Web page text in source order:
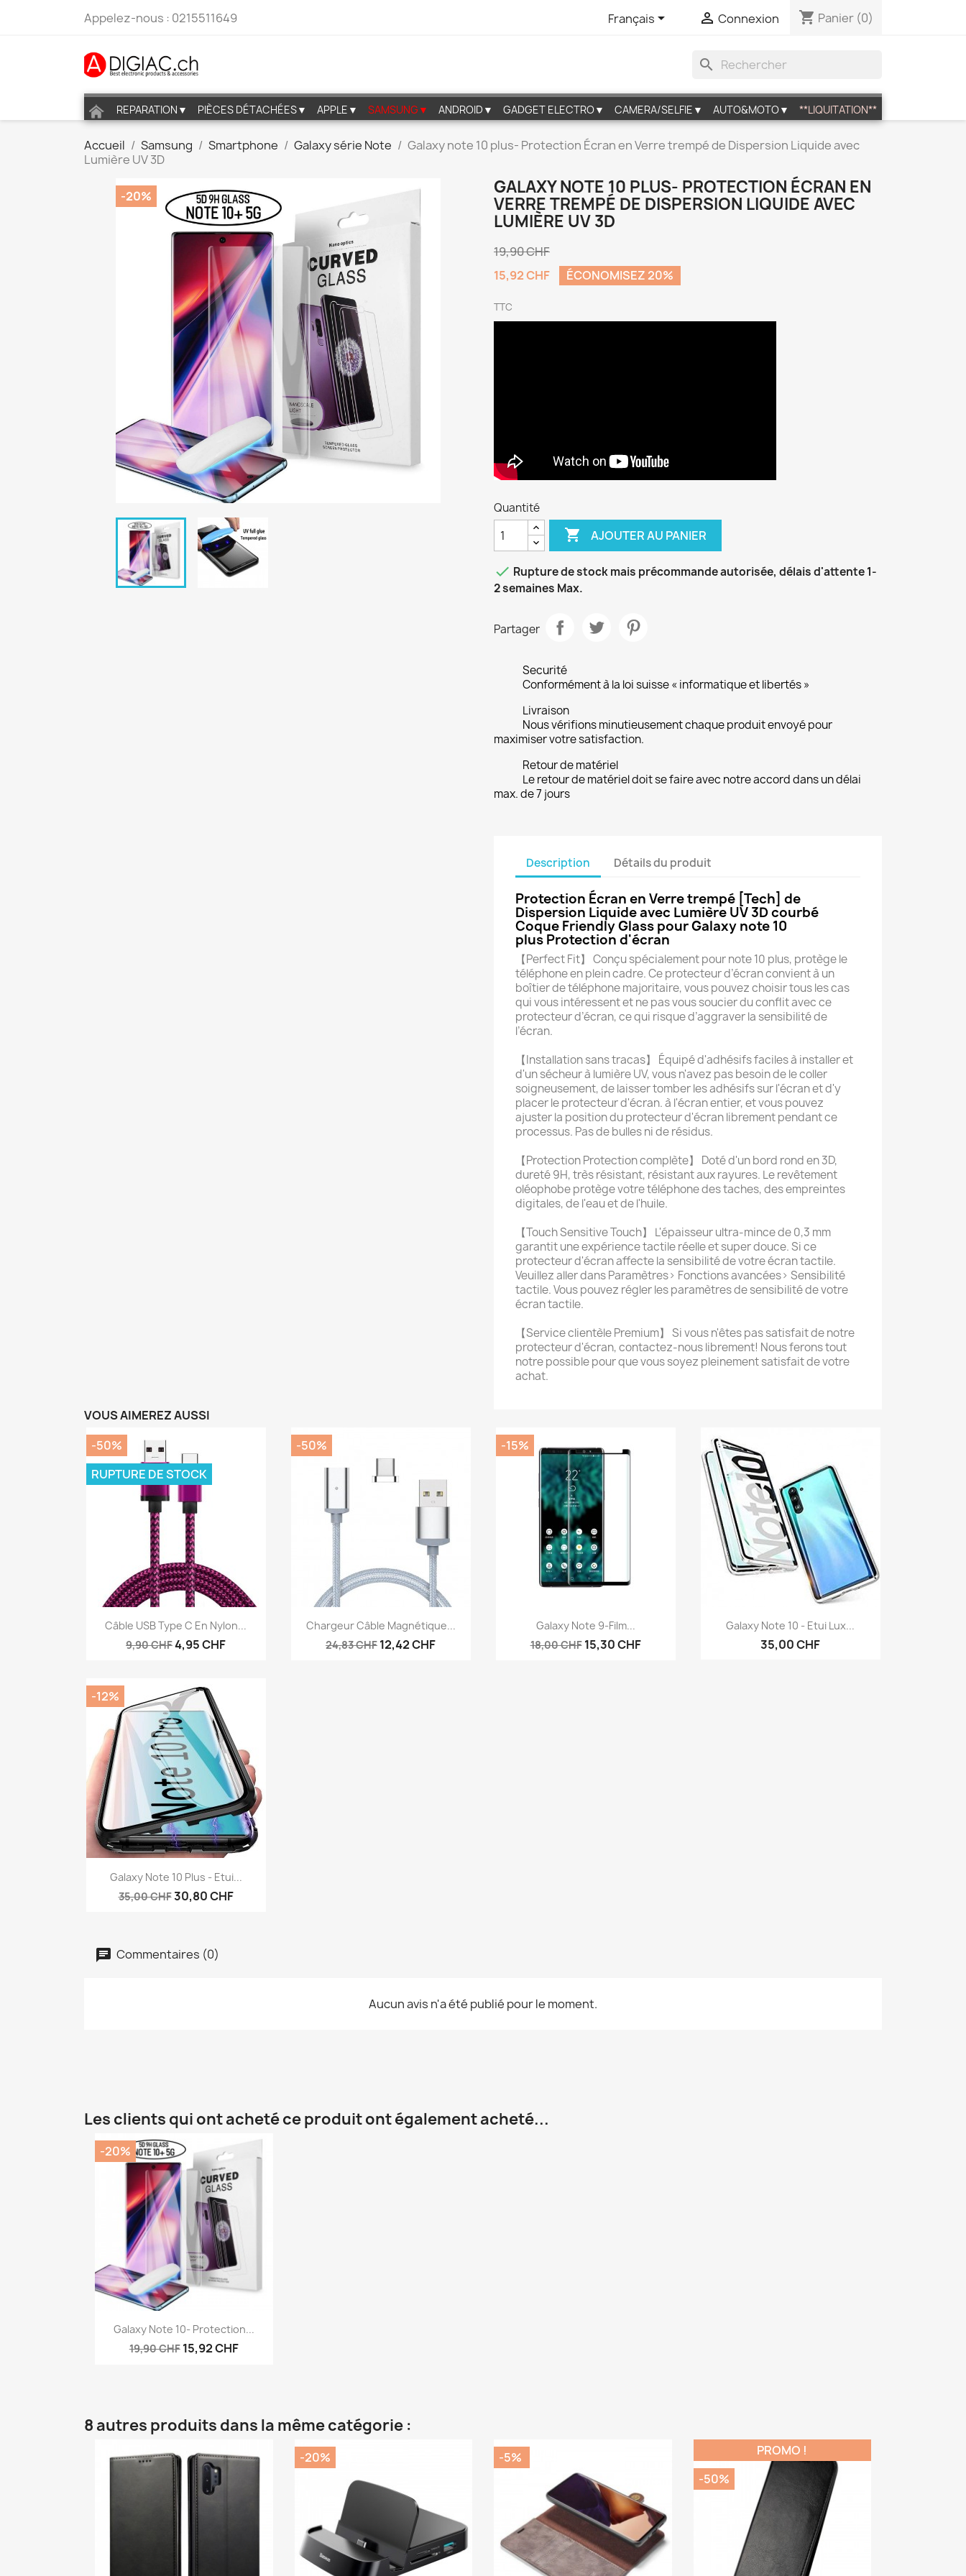
Appelez-nous : 0215511649 Français  Connexion shopping_cart Panier (0)
search
REPARATION▼ PIÈCES DÉTACHÉES▼ APPLE▼ SAMSUNG▼ ANDROID▼ GADGET ELECTRO▼ CAMERA/SELFIE▼ AUTO&MOTO▼ **LIQUITATION**
Accueil Samsung Smartphone Galaxy série Note
Galaxy note 10 plus- Protection Écran en Verre trempé de Dispersion Liquide avec
Lumière UV 3D
-20%
GALAXY NOTE 10 PLUS- PROTECTION ÉCRAN EN
VERRE TREMPÉ DE DISPERSION LIQUIDE AVEC
LUMIÈRE UV 3D
19,90 CHF
15,92 CHF
ÉCONOMISEZ 20%
TTC
Quantité
 AJOUTER AU PANIER
 Rupture de stock mais précommande autorisée, délais d'attente 1-
2 semaines Max.
Partager
Securité
Conformément à la loi suisse « informatique et libertés »
Livraison
Nous vérifions minutieusement chaque produit envoyé pour
maximiser votre satisfaction.
Retour de matériel
Le retour de matériel doit se faire avec notre accord dans un délai
max. de 7 jours
Description Détails du produit
Protection Écran en Verre trempé [Tech] de
Dispersion Liquide avec Lumière UV 3D courbé
Coque Friendly Glass pour Galaxy note 10
plus Protection d'écran
【Perfect Fit】 Conçu spécialement pour note 10 plus, protège le
téléphone en plein cadre. Ce protecteur d’écran convient à un
boîtier de téléphone majoritaire, vous pouvez choisir tous les cas
qui vous intéressent et ne pas vous soucier du conflit avec ce
protecteur d’écran, ce qui risque d’aggraver la sensibilité de
l’écran.
【Installation sans tracas】 Équipé d'adhésifs faciles à installer et
d'un sécheur à lumière UV, vous n'avez pas besoin de le coller
soigneusement, de laisser tomber les adhésifs sur l'écran et d'y
placer le protecteur d'écran. à l'écran entier, et vous pouvez
ajuster la position du protecteur d'écran librement pendant ce
processus. Pas de bulles ni de résidus.
【Protection Protection complète】 Doté d'un bord rond en 3D,
dureté 9H, très résistant, résistant aux rayures. Le revêtement
oléophobe protège votre téléphone des taches, des empreintes
digitales, de l'eau et de l'huile.
【Touch Sensitive Touch】 L'épaisseur ultra-mince de 0,3 mm
garantit une expérience tactile réelle et super douce. Si ce
protecteur d'écran affecte la sensibilité de votre écran tactile.
Veuillez aller dans Paramètres> Fonctions avancées> Sensibilité
tactile. Vous pouvez régler les paramètres de sensibilité de votre
écran tactile.
【Service clientèle Premium】 Si vous n'êtes pas satisfait de notre
protecteur d'écran, contactez-nous librement! Nous ferons tout
notre possible pour que vous soyez pleinement satisfait de votre
achat.
VOUS AIMEREZ AUSSI
Aperçu rapide
Câble USB Type C En Nylon...
9,90 CHF4,95 CHF
-50%
RUPTURE DE STOCK
Aperçu rapide
Chargeur Câble Magnétique...
24,83 CHF 12,42 CHF
-50%
Aperçu rapide
Galaxy Note 9-Film...
18,00 CHF 15,30 CHF
-15%
Aperçu rapide
Galaxy Note 10 - Etui Lux...
35,00 CHF
Aperçu rapide
Galaxy Note 10 Plus - Etui...
35,00 CHF30,80 CHF
-12%
Commentaires (0)
Aucun avis n'a été publié pour le moment.
Les clients qui ont acheté ce produit ont également acheté...
Aperçu rapide
Galaxy Note 10- Protection...
19,90 CHF 15,92 CHF
-20%
8 autres produits dans la même catégorie :
-20% -5%
PROMO !
-50%